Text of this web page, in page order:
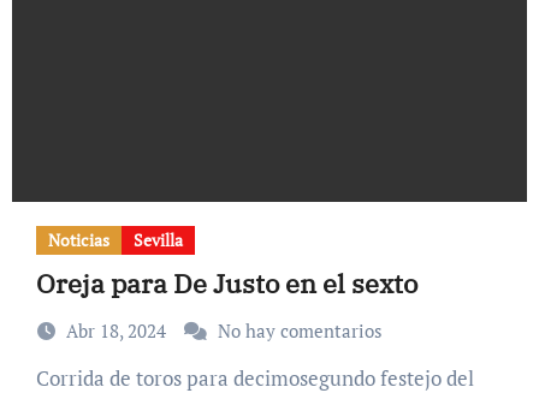
Noticias Sevilla
Oreja para De Justo en el sexto
Abr 18, 2024 No hay comentarios
Corrida de toros para decimosegundo festejo del